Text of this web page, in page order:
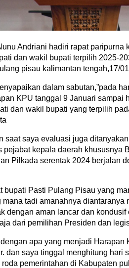
Andriani hadiri rapat paripurna
dan wakil bupati terpilih 2025-
pisau kalimantan tengah,17/
dalam sabutan,”pada
KPU tanggal 9 Januari sampai
dan wakil bupati yang terpilih
saat saya evaluasi juga
pejabat kepala daerah khususnya
Pilkada serentak 2024 berjalan
bupati Pasti Pulang Pisau yang
mana tadi amanahnya
dengan aman lancar dan
dari pemilihan Presiden dan
apa yang menjadi Harapan
dan saya tinggal menghitung hari
pemerintahan di Kabupaten